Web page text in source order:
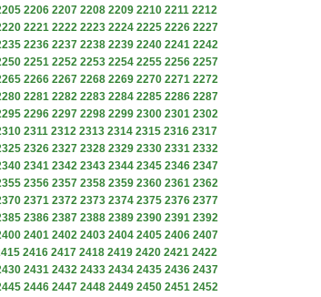
2206 2207 2208 2209 2210 2211 2212
2221 2222 2223 2224 2225 2226 2227
2236 2237 2238 2239 2240 2241 2242
2251 2252 2253 2254 2255 2256 2257
2266 2267 2268 2269 2270 2271 2272
2281 2282 2283 2284 2285 2286 2287
2296 2297 2298 2299 2300 2301 2302
2311 2312 2313 2314 2315 2316 2317
2326 2327 2328 2329 2330 2331 2332
2341 2342 2343 2344 2345 2346 2347
2356 2357 2358 2359 2360 2361 2362
2371 2372 2373 2374 2375 2376 2377
2386 2387 2388 2389 2390 2391 2392
2401 2402 2403 2404 2405 2406 2407
2416 2417 2418 2419 2420 2421 2422
2431 2432 2433 2434 2435 2436 2437
2446 2447 2448 2449 2450 2451 2452